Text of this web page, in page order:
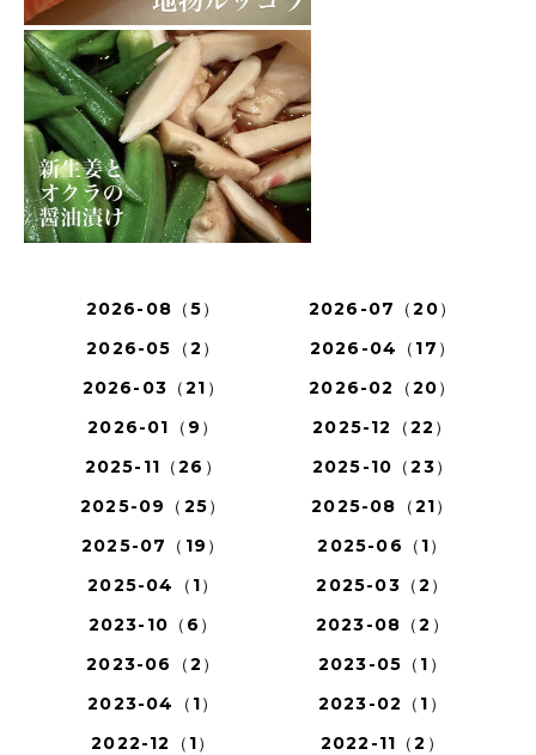
2026-08（5）
2026-07（20）
2026-05（2）
2026-04（17）
2026-03（21）
2026-02（20）
2026-01（9）
2025-12（22）
2025-11（26）
2025-10（23）
2025-09（25）
2025-08（21）
2025-07（19）
2025-06（1）
2025-04（1）
2025-03（2）
2023-10（6）
2023-08（2）
2023-06（2）
2023-05（1）
2023-04（1）
2023-02（1）
2022-12（1）
2022-11（2）